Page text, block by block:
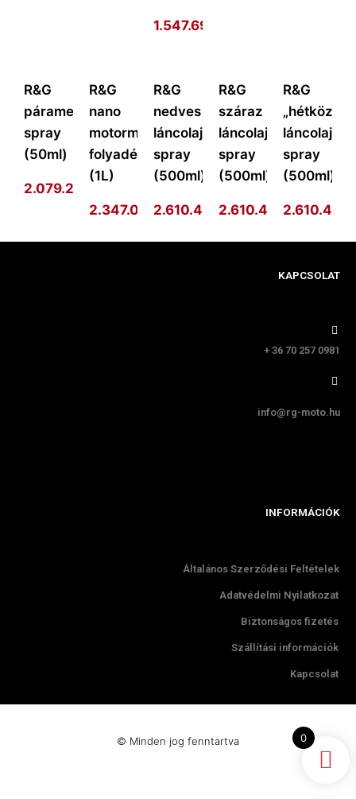
1.547.693
R&G
páramentesítő
spray
(50ml)
2.079.292
R&G
nano
motormosó
folyadék
(1L)
2.347.014Ft
R&G
nedves
láncolajzó
spray
(500ml)
2.610.410 Ft
R&G
száraz
láncolajzó
spray
(500ml)
2.610.410 Ft
R&G
láncolajzó
spray
(500ml)
2.610.410
KAPCSOLAT
+ 36 70 257 0981
info@rg-moto.hu
INFORMÁCIÓK
Általános Szerződési Feltételek
Adatvédelmi Nyilatkozat
Biztonságos fizetés
Szállítási információk
Kapcsolat
© Minden jog fenntartva 0